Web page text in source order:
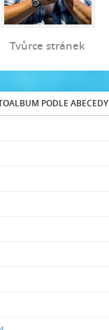
Tvůrce stránek
PODLE ABECEDY